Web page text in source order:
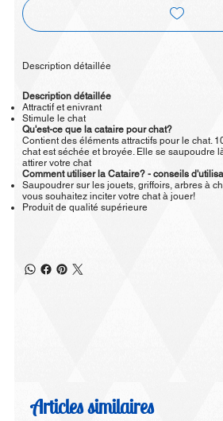
Description détaillée
Description détaillée
Attractif et enivrant
Stimule le chat
Qu'est-ce que la cataire pour chat?
Contient des éléments attractifs pour le chat.
chat est séchée et broyée. Elle se saupoudre
attirer votre chat
Comment utiliser la Cataire? - conseils
Saupoudrer sur les jouets, griffoirs, arbres à
vous souhaitez inciter votre chat à jouer!
Produit de qualité supérieure
Articles similaires